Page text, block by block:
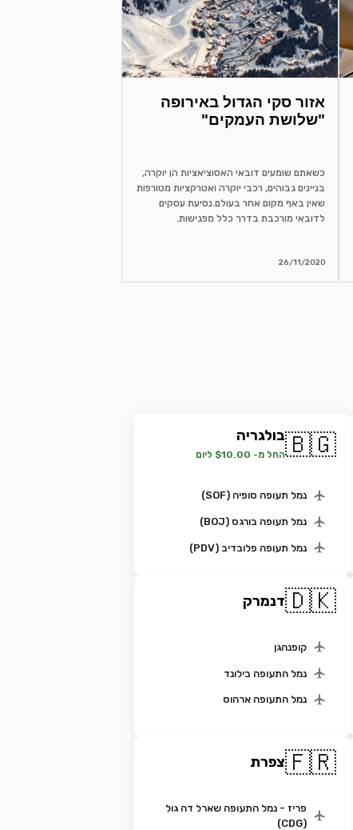
אזור סקי הגדול באירופה
"שלושת העמקים"
כשאתם שומעים דובאי האסוציאציות הן יוקרה,
בניינים גבוהים, רכבי יוקרה ואטרקציות מטורפות
שאין באף מקום אחר בעולם.נסיעת עסקים
לדובאי מורכבת בדרך כלל מפגישות.
26/11/2020
🇧🇬בולגריה
החל מ- $10.00 ליום
נמל תעופה סופיה (SOF)
נמל תעופה בורגס (BOJ)
נמל תעופה פלובדיב (PDV)
🇩🇰דנמרק
קופנהגן
נמל התעופה בילונד
נמל התעופה ארהוס
🇫🇷צפרת
פריז - נמל התעופה שארל דה גול
(CDG)